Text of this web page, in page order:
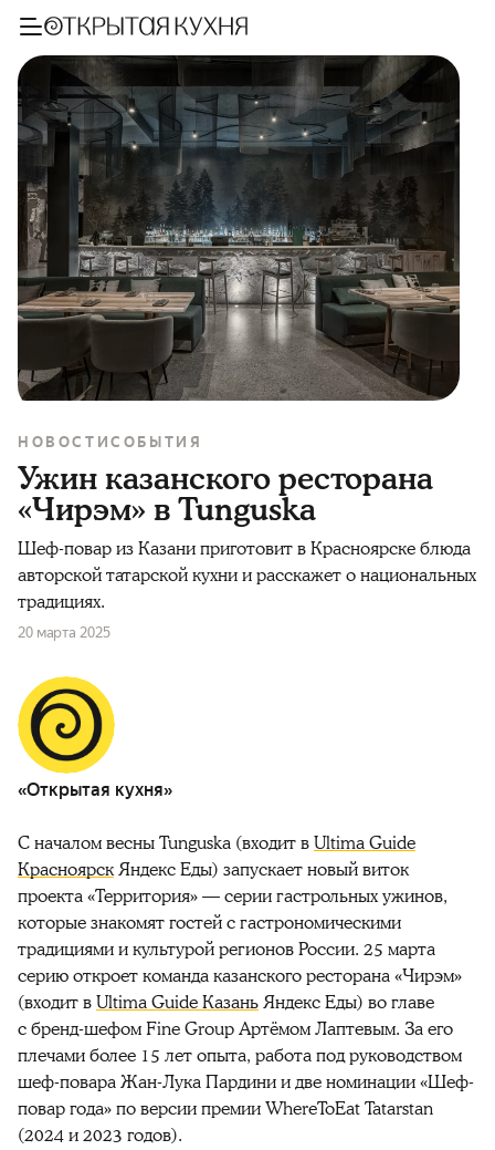
НОВОСТИСОБЫТИЯ
Ужин казанского ресторана
«Чирэм» в Tunguska
Шеф-повар из Казани приготовит в Красноярске блюда
авторской татарской кухни и расскажет о национальных
традициях.
20 марта 2025
«Открытая кухня»
С началом весны Tunguska (входит вUltima Guide
КрасноярскЯндекс Еды) запускает новый виток
проекта «Территория» — серии гастрольных ужинов,
которые знакомят гостей с гастрономическими
традициями и культурой регионов России. 25 марта
серию откроет команда казанского ресторана «Чирэм»
(входит вUltima Guide КазаньЯндекс Еды) во главе
с бренд-шефом Fine Group Артёмом Лаптевым. За его
плечами более 15 лет опыта, работа под руководством
шеф-повара Жан-Лука Пардини и две номинации «Шеф-
повар года» по версии премии WhereToEat Tatarstan
(2024 и 2023 годов).